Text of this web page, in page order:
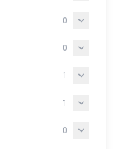
0
0
1
1
0